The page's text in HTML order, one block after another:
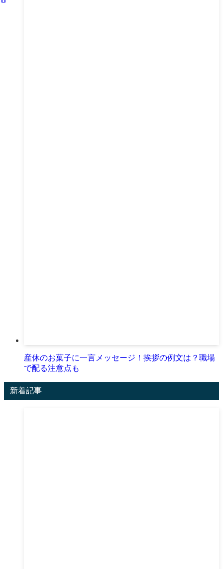
産休のお菓子に一言メッセージ！挨拶の例文は？職場
で配る注意点も
新着記事